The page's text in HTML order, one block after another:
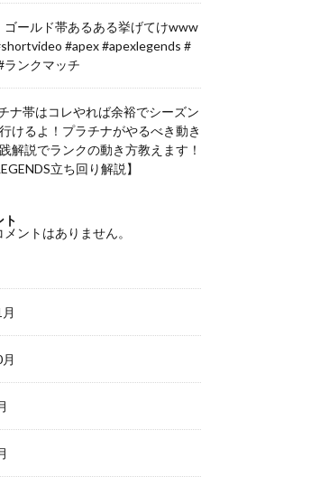
ゴールド帯あるある挙げてけwww
#apex #apexlegends #
ンクマッチ
ナ帯はコレやれば余裕でシーズン
けるよ！プラチナがやるべき動き
解説でランクの動き方教えます！
立ち回り解説】
ト
ントはありません。